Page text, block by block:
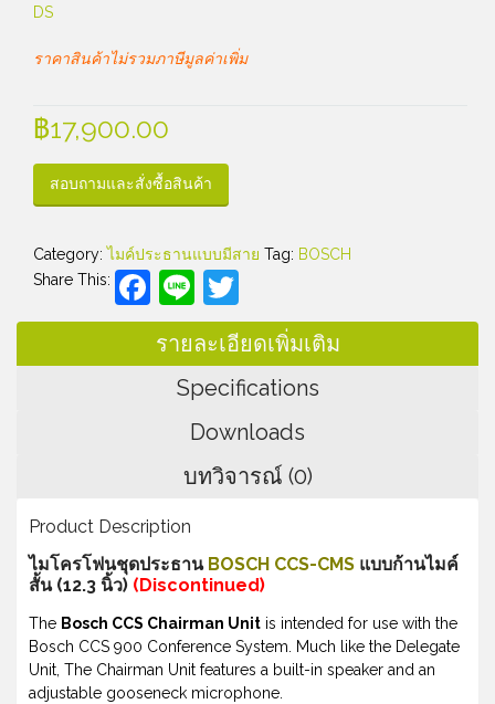
DS
ราคาสินค้าไม่รวมภาษีมูลค่าเพิ่ม
฿17,900.00
สอบถามและสั่งซื้อสินค้า
Category:ไมค์ประธานแบบมีสาย Tag: BOSCH
Share This:
Facebook
Line
รายละเอียดเพิ่มเติม
Specifications
Downloads
บทวิจารณ์ (0)
Product Description
ไมโครโฟนชุดประธาน BOSCH CCS-CMS แบบก้านไมค์
สั้น (12.3 นิ้ว) (Discontinued)
The Bosch CCS Chairman Unit is intended for use with the
Bosch CCS 900 Conference System. Much like the Delegate
Unit, The Chairman Unit features a built-in speaker and an
adjustable gooseneck microphone.